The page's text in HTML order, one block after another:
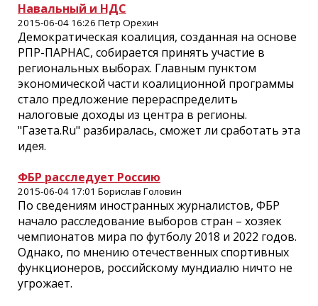
Навальный и НДС
2015-06-04 16:26 Петр Орехин
Демократическая коалиция, созданная на основе
РПР-ПАРНАС, собирается принять участие в
региональных выборах. Главным пунктом
экономической части коалиционной программы
стало предложение перераспределить
налоговые доходы из центра в регионы.
"Газета.Ru" разбиралась, сможет ли сработать эта
идея.
ФБР расследует Россию
2015-06-04 17:01 Борислав Головин
По сведениям иностранных журналистов, ФБР
начало расследование выборов стран – хозяек
чемпионатов мира по футболу 2018 и 2022 годов.
Однако, по мнению отечественных спортивных
функционеров, российскому мундиалю ничто не
угрожает.